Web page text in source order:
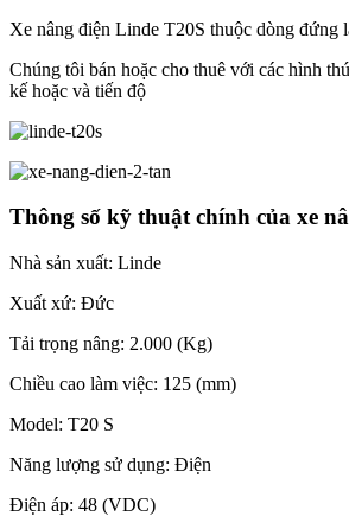
Xe nâng điện Linde T20S thuộc dòng đứng
Chúng tôi bán hoặc cho thuê với các hình
kế hoặc và tiến độ
Thông số kỹ thuật chính của xe
Nhà sản xuất: Linde
Xuất xứ: Đức
Tải trọng nâng: 2.000 (Kg)
Chiều cao làm việc: 125 (mm)
Model: T20 S
Năng lượng sử dụng: Điện
Điện áp: 48 (VDC)